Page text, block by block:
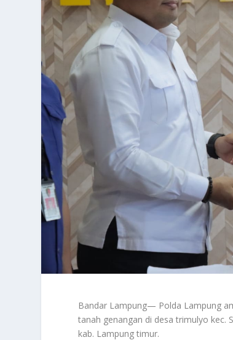
Bandar Lampung— Polda Lampung
tanah genangan di desa trimulyo kec.
kab. Lampung timur.